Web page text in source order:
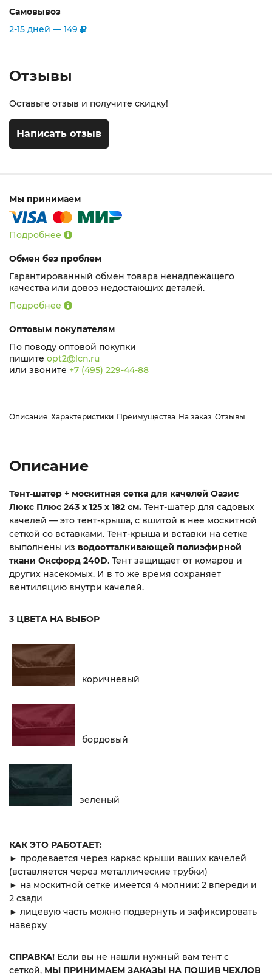
Самовывоз
2-15 дней — 149
Отзывы
Оставьте отзыв и получите скидку!
Написать отзыв
Мы принимаем
Подробнее
Обмен без проблем
Гарантированный обмен товара ненадлежащего
качества или довоз недостающих деталей.
Подробнее
Оптовым покупателям
По поводу оптовой покупки
пишите opt2@lcn.ru
или звоните +7 (495) 229-44-88
Описание Характеристики Преимущества На заказ Отзывы
Описание
Тент-шатер + москитная сетка для качелей Оазис
Люкс Плюс 243 х 125 х 182 см. Тент-шатер для садовых
качелей — это тент-крыша, с вшитой в нее москитной
сеткой со вставками. Тент-крыша и вставки на сетке
выполнены из водоотталкивающей полиэфирной
ткани Оксфорд 240D. Тент защищает от комаров и
других насекомых. И в то же время сохраняет
вентиляцию внутри качелей.
3 ЦВЕТА НА ВЫБОР
коричневый
бордовый
зеленый
КАК ЭТО РАБОТАЕТ:
► продевается через каркас крыши ваших качелей
(вставляется через металлические трубки)
► на москитной сетке имеется 4 молнии: 2 впереди и
2 сзади
► лицевую часть можно подвернуть и зафиксировать
наверху
СПРАВКА! Если вы не нашли нужный вам тент с
сеткой, МЫ ПРИНИМАЕМ ЗАКАЗЫ НА ПОШИВ ЧЕХЛОВ